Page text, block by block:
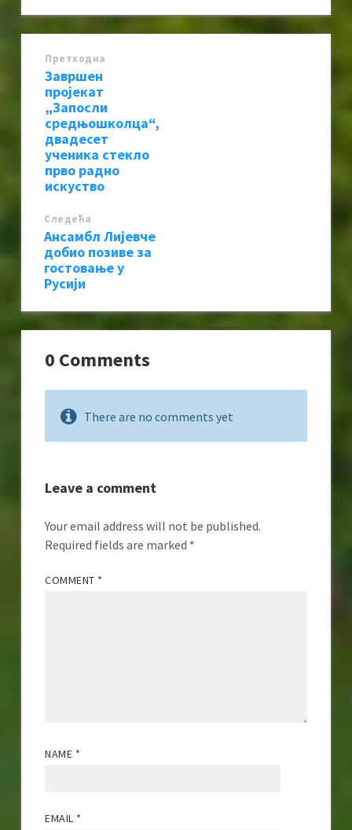
Претходна
Завршен
пројекат
„Запосли
средњошколца“,
двадесет
ученика стекло
прво радно
искуство
Следећa
Ансамбл Лијевче
добио позиве за
гостовање у
Русији
0 Comments
There are no comments yet
Leave a comment
Your email address will not be published.
Required fields are marked *
COMMENT *
NAME *
EMAIL *